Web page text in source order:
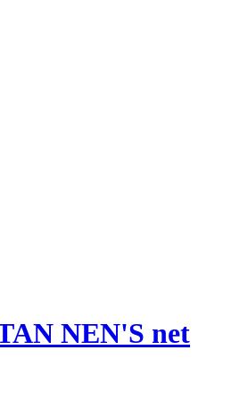
NEN'S net